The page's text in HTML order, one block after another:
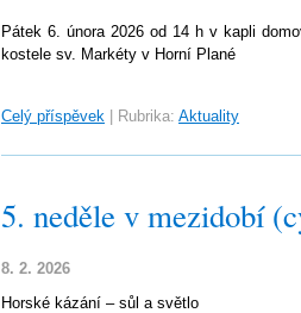
Pátek 6. února 2026 od 14 h v kapli
kostele sv. Markéty v Horní Plané
Celý příspěvek Rubrika: Aktuality
5. neděle v mezidobí
8. 2. 2026
Horské kázání – sůl a světlo